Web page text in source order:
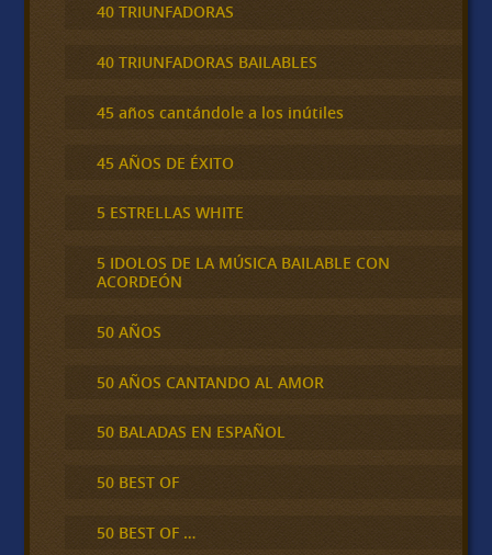
40 TRIUNFADORAS
40 TRIUNFADORAS BAILABLES
45 años cantándole a los inútiles
45 AÑOS DE ÉXITO
5 ESTRELLAS WHITE
5 IDOLOS DE LA MÚSICA BAILABLE CON
ACORDEÓN
50 AÑOS
50 AÑOS CANTANDO AL AMOR
50 BALADAS EN ESPAÑOL
50 BEST OF
50 BEST OF …